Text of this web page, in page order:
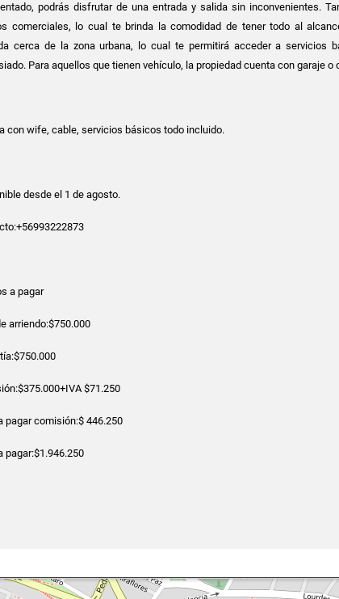
podrás disfrutar de una entrada y salida sin inconvenientes.
comerciales, lo cual te brinda la comodidad de tener todo al
cerca de la zona urbana, lo cual te permitirá acceder a servicios
Para aquellos que tienen vehículo, la propiedad cuenta con garaje o
con wife, cable, servicios básicos todo incluido.
desde el 1 de agosto.
a pagar
arriendo:$750.000
$71.250
pagar comisión:$ 446.250
pagar:$1.946.250